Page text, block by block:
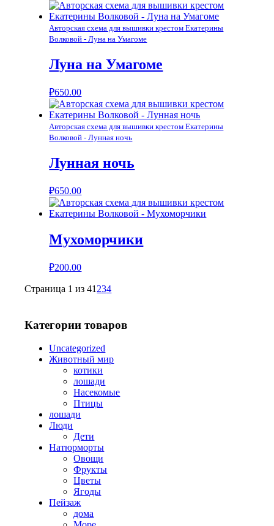
Авторская схема для вышивки крестом Екатерины
Волковой - Луна на Умагоме
Луна на Умагоме
₽650.00
Авторская схема для вышивки крестом Екатерины
Волковой - Лунная ночь
Лунная ночь
₽650.00
Мухоморчики
₽200.00
Страница 1 из 41 234
Категории товаров
Uncategorized
Животный мир
котики
лошади
Насекомые
Птицы
лошади
Люди
Дети
Натюрморты
Овощи
Фрукты
Цветы
Ягоды
Пейзаж
дома